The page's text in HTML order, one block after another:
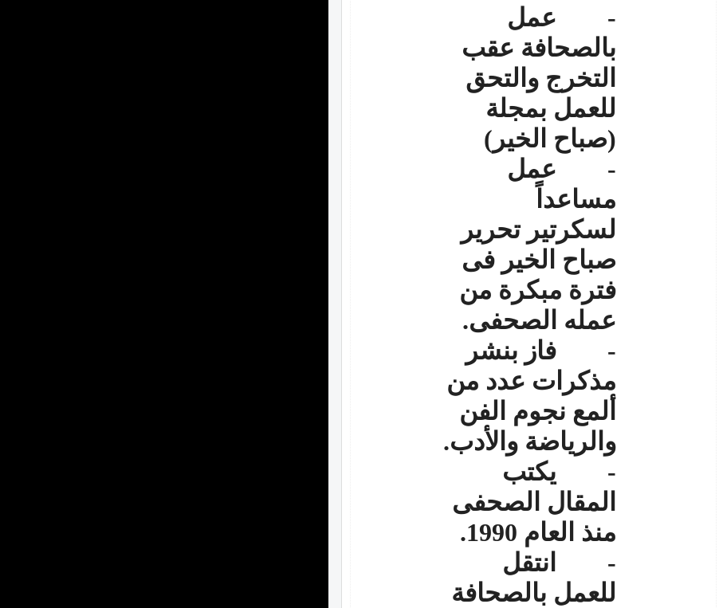
- عمل
بالصحافة عقب
التخرج والتحق
للعمل بمجلة
(صباح الخير)
- عمل
مساعداً
لسكرتير تحرير
صباح الخير فى
فترة مبكرة من
عمله الصحفى.
- فاز بنشر
مذكرات عدد من
ألمع نجوم الفن
والرياضة والأدب.
- يكتب
المقال الصحفى
منذ العام 1990.
- انتقل
للعمل بالصحافة